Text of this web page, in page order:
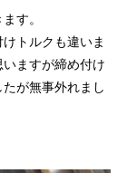
す。
トルクも違いま
ますが締め付け
が無事外れまし